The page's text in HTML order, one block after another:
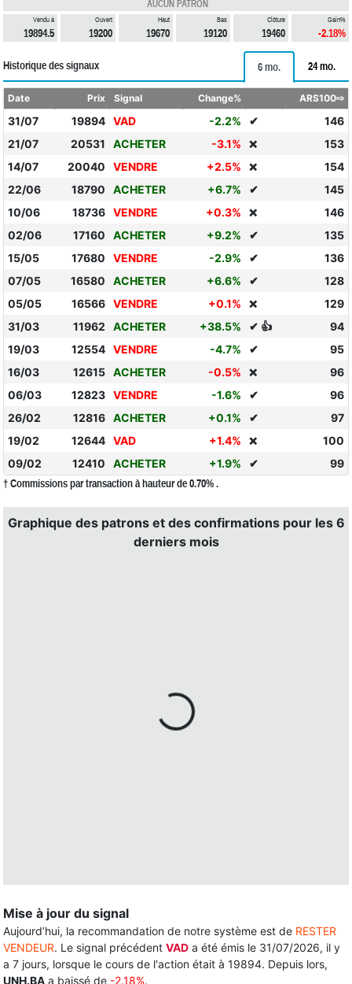
AUCUN PATRON
Vendu à
19894.5
Ouvert
19200
Haut
19670
Bas
19120
Clôture
19460
Gain%
-2.18%
Historique des signaux 6 mo. 24 mo.
Date Prix Signal Change% ARS100⇨
31/07 19894 VAD -2.2% ✔
146
21/07
20531 ACHETER -3.1% ❌
153
14/07
20040 VENDRE +2.5% ❌
154
22/06
18790 ACHETER +6.7% ✔
145
10/06
18736 VENDRE +0.3% ❌
146
02/06
17160 ACHETER +9.2% ✔
135
15/05
17680 VENDRE -2.9% ✔
136
07/05
16580 ACHETER +6.6% ✔
128
05/05
16566 VENDRE +0.1% ❌
129
31/03
11962 ACHETER +38.5% ✔ 👍
94
19/03
12554 VENDRE -4.7% ✔
95
16/03
12615 ACHETER -0.5% ❌
96
06/03
12823 VENDRE -1.6% ✔
96
26/02
12816 ACHETER +0.1% ✔
97
19/02
12644 VAD +1.4% ❌
100
09/02
12410 ACHETER +1.9% ✔ 99
† Commissions par transaction à hauteur de 0.70% .
Graphique des patrons et des confirmations pour les 6
derniers mois
Mise à jour du signal
Aujourd’hui, la recommandation de notre système est de RESTER
VENDEUR. Le signal précédent VAD a été émis le 31/07/2026, il y
a 7 jours, lorsque le cours de l'action était à 19894. Depuis lors,
UNH.BA a baissé de -2.18%.